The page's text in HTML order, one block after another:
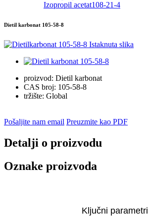
Izopropil acetat108-21-4
Dietil karbonat 105-58-8
proizvod: Dietil karbonat
CAS broj: 105-58-8
tržište: Global
Pošaljite nam email Preuzmite kao PDF
Detalji o proizvodu
Oznake proizvoda
Ključni parametri